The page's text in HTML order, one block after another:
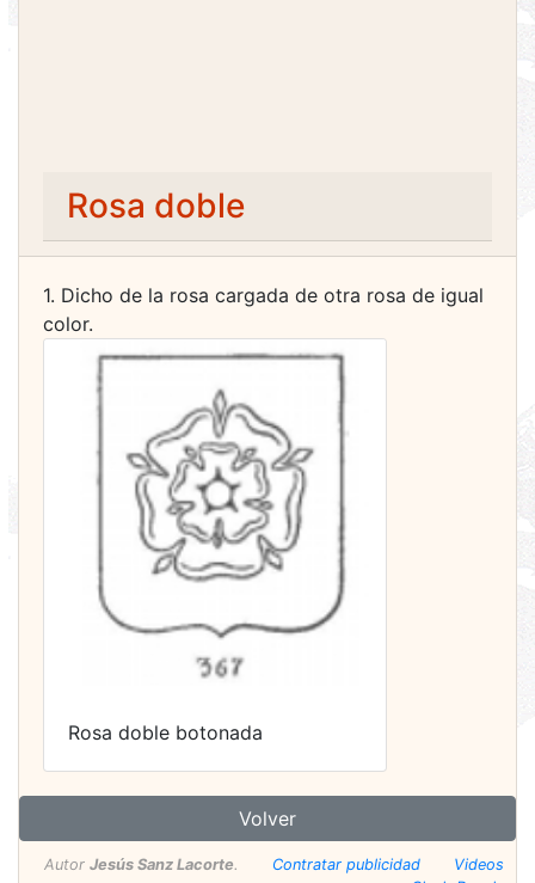
Rosa doble
1. Dicho de la rosa cargada de otra rosa de igual
color.
Rosa doble botonada
Volver
Autor Jesús Sanz Lacorte. Contratar publicidad
Videos